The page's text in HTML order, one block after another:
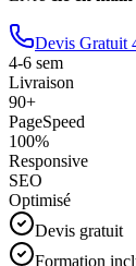
Devis Gratuit
4-6 sem
Livraison
90+
PageSpeed
100%
Responsive
SEO
Optimisé
Devis gratuit
Formation